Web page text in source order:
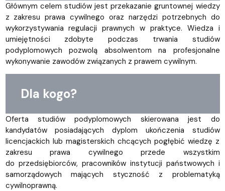
Głównym celem studiów jest przekazanie gruntownej wiedzy
z zakresu prawa cywilnego oraz narzędzi potrzebnych do
wykorzystywania regulacji prawnych w praktyce. Wiedza i
umiejętności zdobyte podczas trwania studiów
podyplomowych pozwolą absolwentom na profesjonalne
wykonywanie zawodów związanych z prawem cywilnym.
Dla kogo?
Oferta studiów podyplomowych skierowana jest do
kandydatów posiadających dyplom ukończenia studiów
licencjackich lub magisterskich chcących pogłębić wiedzę z
zakresu prawa cywilnego przede wszystkim
do przedsiębiorców, pracowników instytucji państwowych i
samorządowych mających styczność z problematyką
cywilnoprawną.